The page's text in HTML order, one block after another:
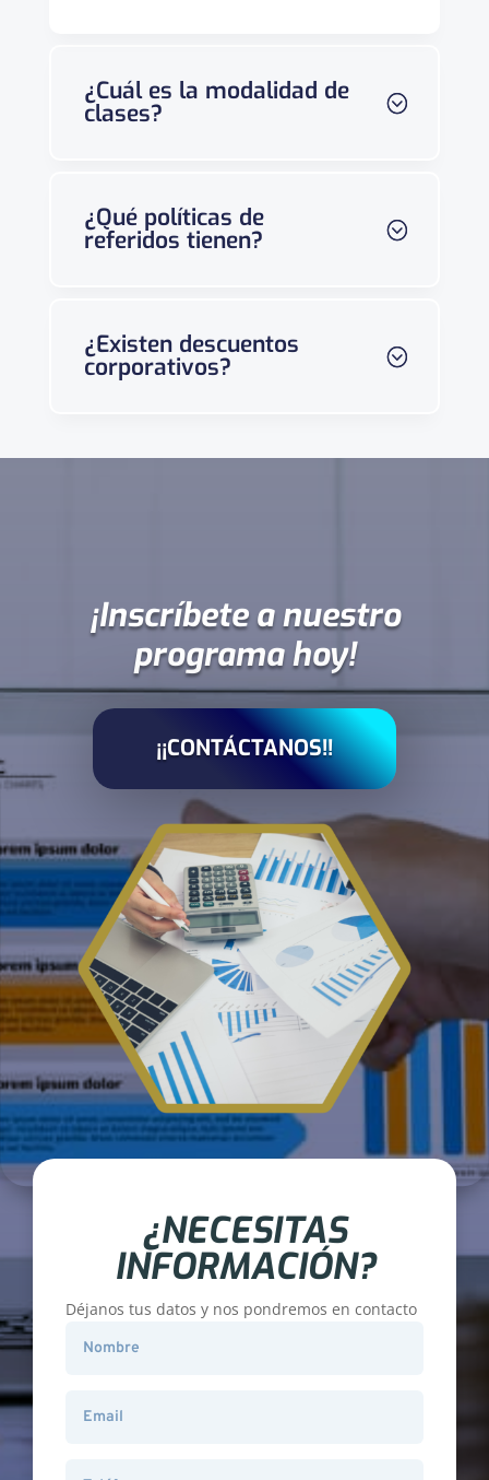
¿Cuál es la modalidad de
clases?
¿Qué políticas de
referidos tienen?
¿Existen descuentos
corporativos?
¡Inscríbete a nuestro
programa hoy!
¡¡CONTÁCTANOS!!
¿NECESITAS
INFORMACIÓN?
Déjanos tus datos y nos pondremos en contacto